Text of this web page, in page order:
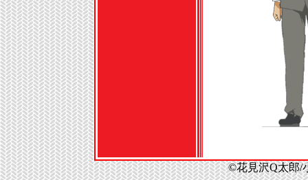
©花見沢Q太郎/